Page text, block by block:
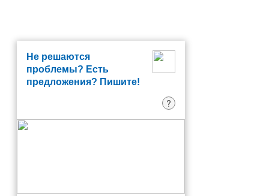
Не решаются
проблемы? Есть
предложения? Пишите!
?